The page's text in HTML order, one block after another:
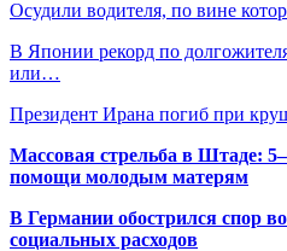
Осудили водителя, по вине
В Японии рекорд по
или…
Президент Ирана погиб при
Массовая стрельба в Штаде:
помощи молодым матерям
В Германии обострился спор
социальных расходов